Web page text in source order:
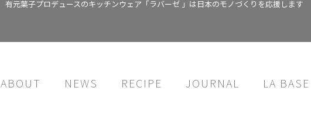
有元葉子プロデュースのキッチンウェア「ラバーゼ 」は日本のモノづくりを応援します
ABOUT NEWS RECIPE JOURNAL LA BASE